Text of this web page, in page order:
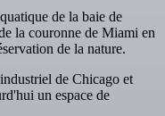
de la baie de
la couronne de Miami en
de la nature.
de Chicago et
un espace de